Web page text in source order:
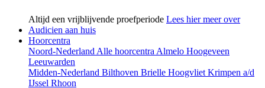
Altijd een vrijblijvende proefperiode Lees hier meer over
Audicien aan huis
Hoorcentra
Noord-NederlandAlle hoorcentraAlmelo Hoogeveen
Leeuwarden
Midden-Nederland Bilthoven Brielle HoogvlietKrimpen a/d
IJssel Rhoon